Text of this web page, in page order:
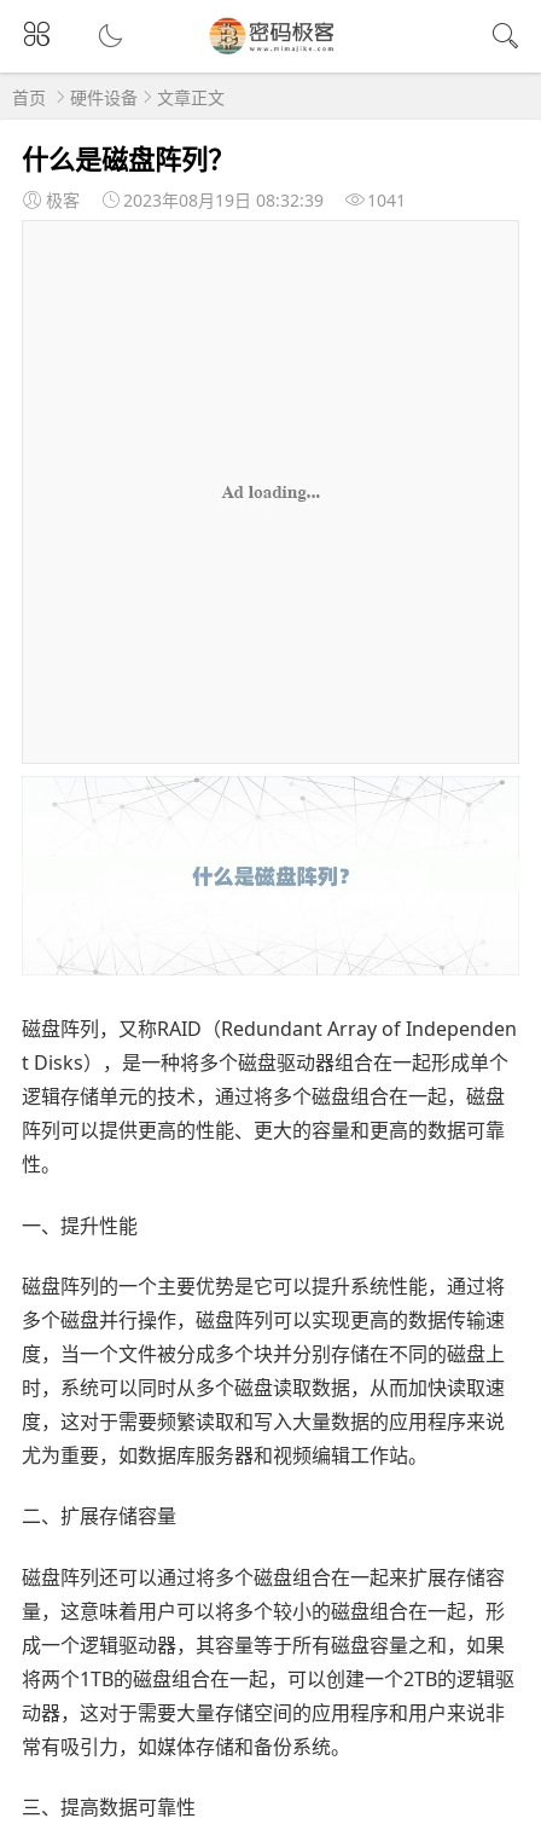
首页 硬件设备 文章正文
什么是磁盘阵列？
极客 2023年08月19日 08:32:39 1041
磁盘阵列，又称RAID（Redundant Array of Independen
t Disks），是一种将多个磁盘驱动器组合在一起形成单个
逻辑存储单元的技术，通过将多个磁盘组合在一起，磁盘
阵列可以提供更高的性能、更大的容量和更高的数据可靠
性。
一、提升性能
磁盘阵列的一个主要优势是它可以提升系统性能，通过将
多个磁盘并行操作，磁盘阵列可以实现更高的数据传输速
度，当一个文件被分成多个块并分别存储在不同的磁盘上
时，系统可以同时从多个磁盘读取数据，从而加快读取速
度，这对于需要频繁读取和写入大量数据的应用程序来说
尤为重要，如数据库服务器和视频编辑工作站。
二、扩展存储容量
磁盘阵列还可以通过将多个磁盘组合在一起来扩展存储容
量，这意味着用户可以将多个较小的磁盘组合在一起，形
成一个逻辑驱动器，其容量等于所有磁盘容量之和，如果
将两个1TB的磁盘组合在一起，可以创建一个2TB的逻辑驱
动器，这对于需要大量存储空间的应用程序和用户来说非
常有吸引力，如媒体存储和备份系统。
三、提高数据可靠性